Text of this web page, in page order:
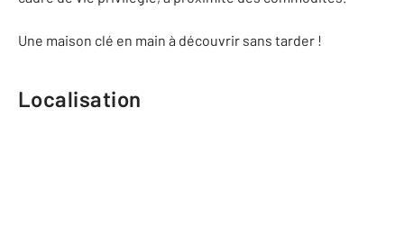
Une maison clé en main à découvrir sans tarder !
Localisation